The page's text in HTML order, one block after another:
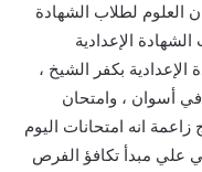
العلوم لطلاب الشهادة
الإعدادية
الإعدادية بكفر الشيخ ،
في أسوان ، وامتحان
انه امتحانات اليوم
علي مبدأ تكافؤ الفرص